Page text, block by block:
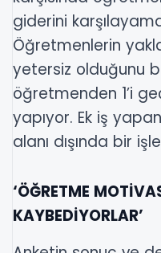
giderini
Öğretmenlerin
yetersiz olduğunu
öğretmenden 1’i
yapıyor. Ek iş
alanı dışında bir
‘ÖĞRETME
KAYBEDİYORLAR’